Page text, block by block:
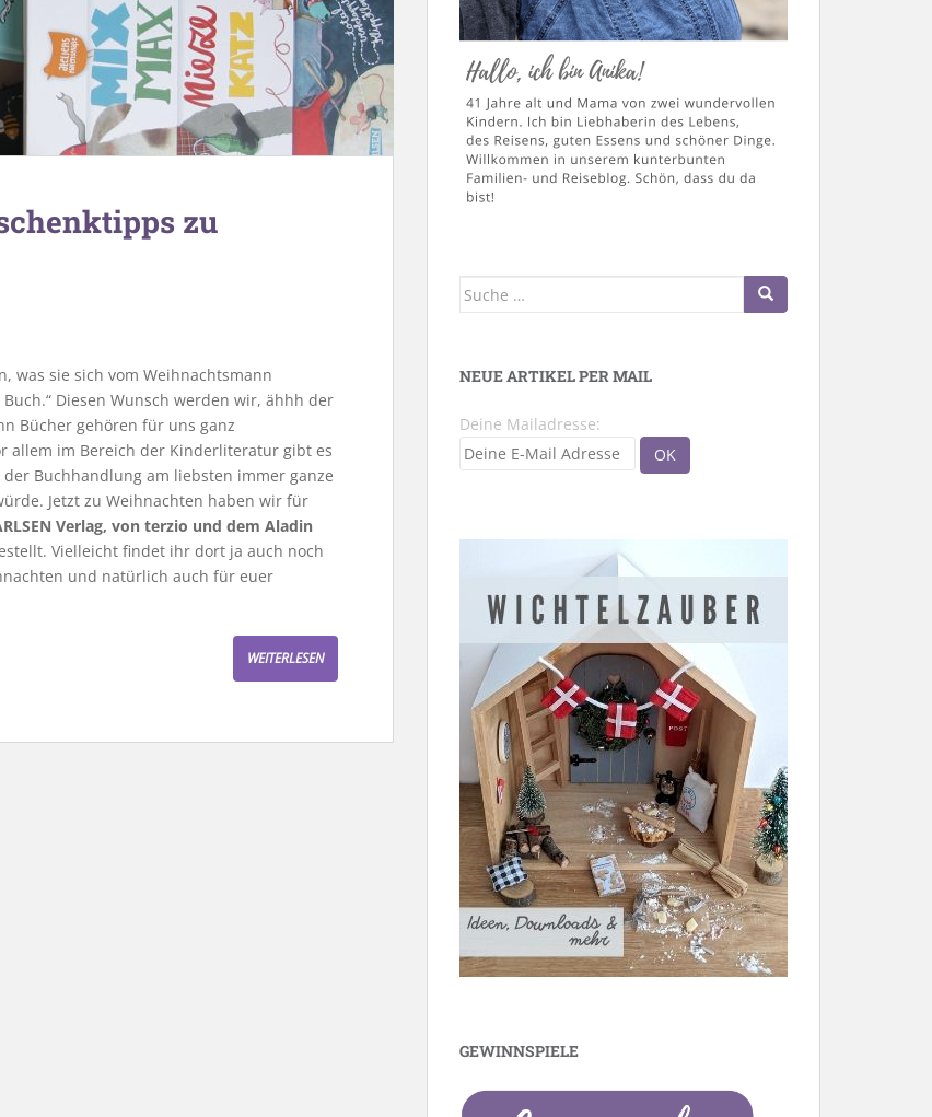
zu
was sie sich vom Weihnachtsmann
Diesen Wunsch werden wir, ähhh der
Bücher gehören für uns ganz
allem im Bereich der Kinderliteratur gibt es
Buchhandlung am liebsten immer ganze
Jetzt zu Weihnachten haben wir für
Verlag, von terzio und dem Aladin
Vielleicht findet ihr dort ja auch noch
und natürlich auch für euer
WEITERLESEN
Suche
NEUE ARTIKEL PER MAIL
Deine Mailadresse:
GEWINNSPIELE